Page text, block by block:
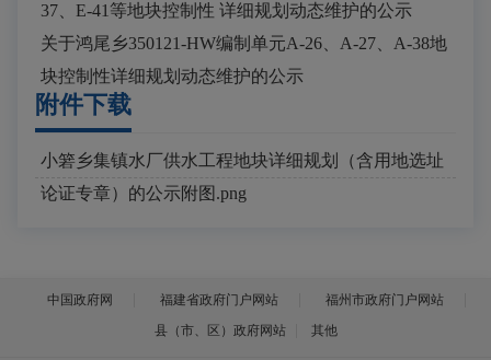
37、E-41等地块控制性 详细规划动态维护的公示
关于鸿尾乡350121-HW编制单元A-26、A-27、A-38地
块控制性详细规划动态维护的公示
附件下载
小箬乡集镇水厂供水工程地块详细规划（含用地选址
论证专章）的公示附图.png
中国政府网 福建省政府门户网站
福州市政府门户网站
县（市、区）政府网站
其他